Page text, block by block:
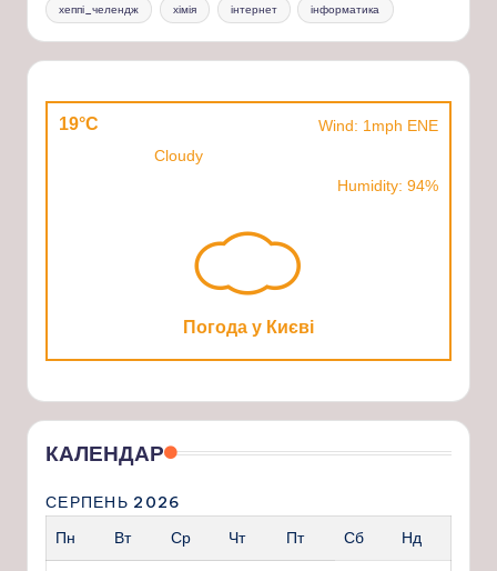
хеппі_челендж хімія інтернет інформатика
19°C
Wind: 1mph ENE
Cloudy
Humidity: 94%
Погода у Києві
КАЛЕНДАР
СЕРПЕНЬ 2026
Пн
Вт Ср Чт Пт Сб Нд